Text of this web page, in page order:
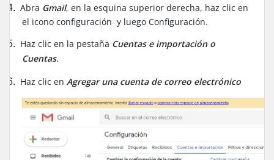
4. Abra Gmail, en la esquina superior derecha, haz clic en
el icono configuración y luego Configuración.
5. Haz clic en la pestaña Cuentas e importación o
Cuentas.
6. Haz clic en Agregar una cuenta de correo electrónico